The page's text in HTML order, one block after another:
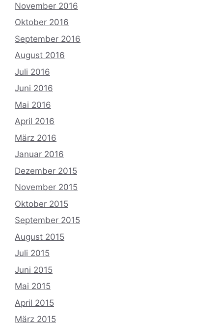
November 2016
Oktober 2016
September 2016
August 2016
Juli 2016
Juni 2016
Mai 2016
April 2016
März 2016
Januar 2016
Dezember 2015
November 2015
Oktober 2015
September 2015
August 2015
Juli 2015
Juni 2015
Mai 2015
April 2015
März 2015